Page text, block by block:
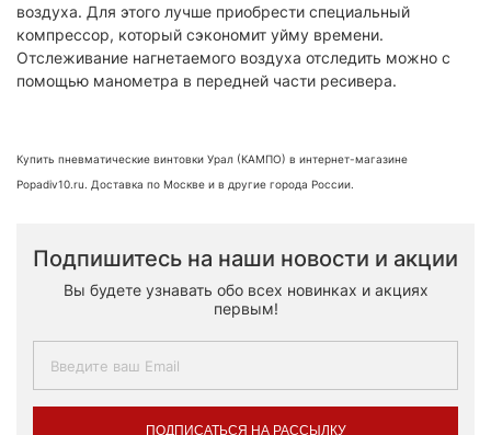
воздуха. Для этого лучше приобрести специальный
компрессор, который сэкономит уйму времени.
Отслеживание нагнетаемого воздуха отследить можно с
помощью манометра в передней части ресивера.
Купить пневматические винтовки Урал (КАМПО) в интернет-магазине
Popadiv10.ru. Доставка по Москве и в другие города России.
Подпишитесь на наши новости и акции
Вы будете узнавать обо всех новинках и акциях
первым!
ПОДПИСАТЬСЯ НА РАССЫЛКУ